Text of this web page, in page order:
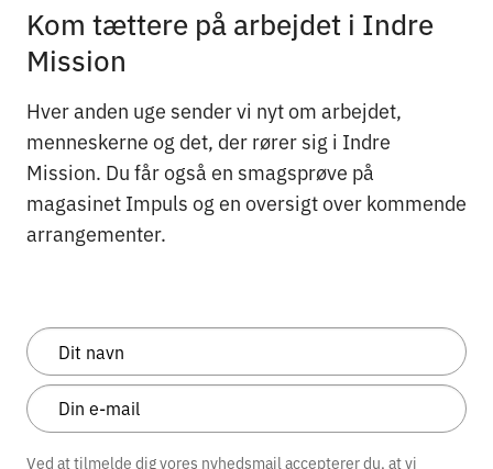
Kom tættere på arbejdet i Indre
Mission
Hver anden uge sender vi nyt om arbejdet,
menneskerne og det, der rører sig i Indre
Mission. Du får også en smagsprøve på
magasinet Impuls og en oversigt over kommende
arrangementer.
Ved at tilmelde dig vores nyhedsmail accepterer du, at vi